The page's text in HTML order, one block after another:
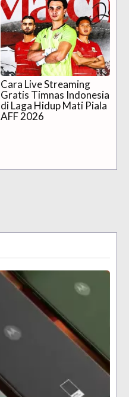
Cara Live Streaming
Gratis Timnas Indonesia
di Laga Hidup Mati Piala
AFF 2026